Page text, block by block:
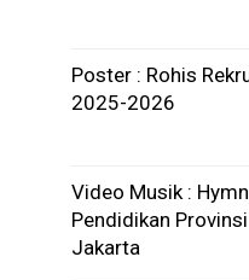
Poster : Rohis
2025-2026
Video Musik :
Pendidikan
Jakarta